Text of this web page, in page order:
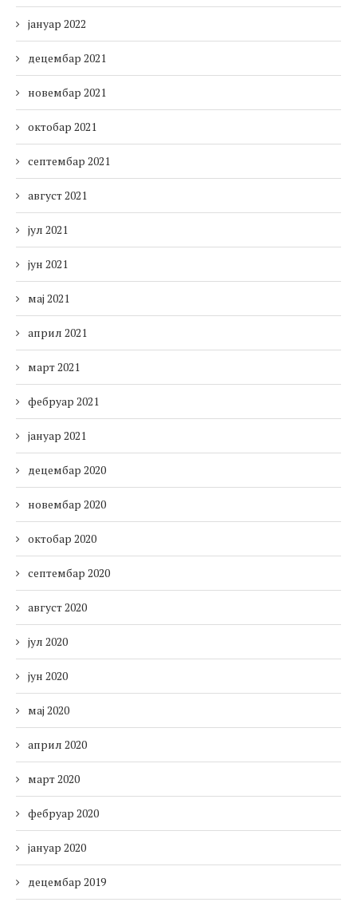
јануар 2022
децембар 2021
новембар 2021
октобар 2021
септембар 2021
август 2021
јул 2021
јун 2021
мај 2021
април 2021
март 2021
фебруар 2021
јануар 2021
децембар 2020
новембар 2020
октобар 2020
септембар 2020
август 2020
јул 2020
јун 2020
мај 2020
април 2020
март 2020
фебруар 2020
јануар 2020
децембар 2019